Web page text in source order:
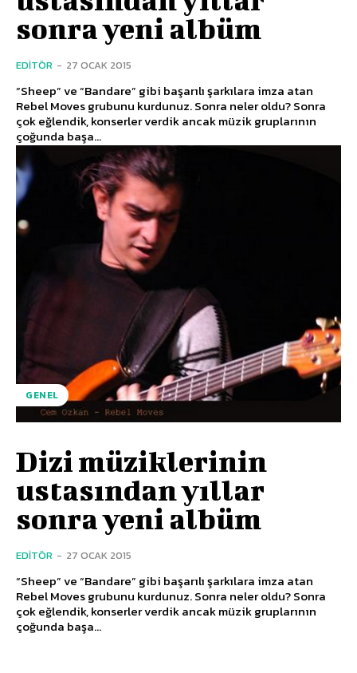
sonra yeni albüm
EDITÖR - 27 OCAK 2015
“Sheep” ve “Bandare” gibi başarılı şarkılara imza atan
Rebel Moves grubunu kurdunuz. Sonra neler oldu? Sonra
çok eğlendik, konserler verdik ancak müzik gruplarının
çoğunda başa...
GENEL
Dizi müziklerinin
ustasından yıllar
sonra yeni albüm
EDITÖR - 27 OCAK 2015
“Sheep” ve “Bandare” gibi başarılı şarkılara imza atan
Rebel Moves grubunu kurdunuz. Sonra neler oldu? Sonra
çok eğlendik, konserler verdik ancak müzik gruplarının
çoğunda başa...